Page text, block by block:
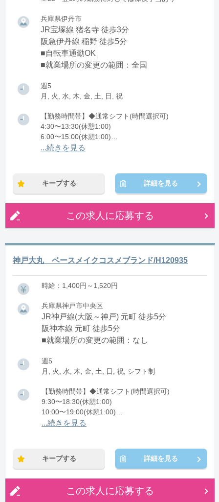
兵庫県伊丹市
JR宝塚線 猪名寺 徒歩3分
阪急伊丹線 稲野 徒歩5分
■自転車通勤OK
■就業場所の変更の範囲：全国
週5
月, 火, 水, 木, 金, 土, 日, 祝
【勤務時間帯】◆通常シフト(時間選択可)
4:30〜13:30(休憩1:00)
6:00〜15:00(休憩1:00)
7:00〜16:00(休憩1:00)
...続きを見る
キープする 詳細を見る
この求人に応募する
神戸大丸 ベースメイクコスメブランド/H120935
時給：1,400円～1,520円
兵庫県神戸市中央区
JR神戸線(大阪～神戸) 元町 徒歩5分
阪神本線 元町 徒歩5分
■就業場所の変更の範囲：なし
週5
月, 火, 水, 木, 金, 土, 日, 祝, シフト制
【勤務時間帯】◆通常シフト(時間選択可)
9:30〜18:30(休憩1:00)
10:00〜19:00(休憩1:00)
11:30〜20:30(休憩1:00)
...続きを見る
キープする 詳細を見る
この求人に応募する